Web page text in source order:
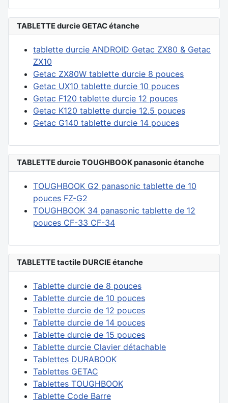
TABLETTE durcie GETAC étanche
tablette durcie ANDROID Getac ZX80 & Getac
ZX10
Getac ZX80W tablette durcie 8 pouces
Getac UX10 tablette durcie 10 pouces
Getac F120 tablette durcie 12 pouces
Getac K120 tablette durcie 12.5 pouces
Getac G140 tablette durcie 14 pouces
TABLETTE durcie TOUGHBOOK panasonic étanche
TOUGHBOOK G2 panasonic tablette de 10
pouces FZ-G2
TOUGHBOOK 34 panasonic tablette de 12
pouces CF-33 CF-34
TABLETTE tactile DURCIE étanche
Tablette durcie de 8 pouces
Tablette durcie de 10 pouces
Tablette durcie de 12 pouces
Tablette durcie de 14 pouces
Tablette durcie de 15 pouces
Tablette durcie Clavier détachable
Tablettes DURABOOK
Tablettes GETAC
Tablettes TOUGHBOOK
Tablette Code Barre